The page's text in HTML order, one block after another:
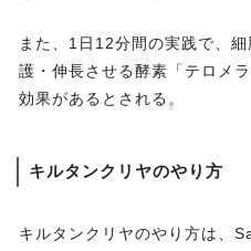
また、1日12分間の実践で、
護・伸長させる酵素「テロメ
効果があるとされる。
キルタンクリヤのやり方
キルタンクリヤのやり方は、